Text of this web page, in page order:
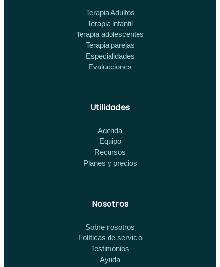
Terapia Adultos
Terapia infantil
Terapia adolescentes
Terapia parejas
Especialidades
Evaluaciones
Utilidades
Agenda
Equipo
Recursos
Planes y precios
Nosotros
Sobre nosotros
Políticas de servicio
Testimonios
Ayuda